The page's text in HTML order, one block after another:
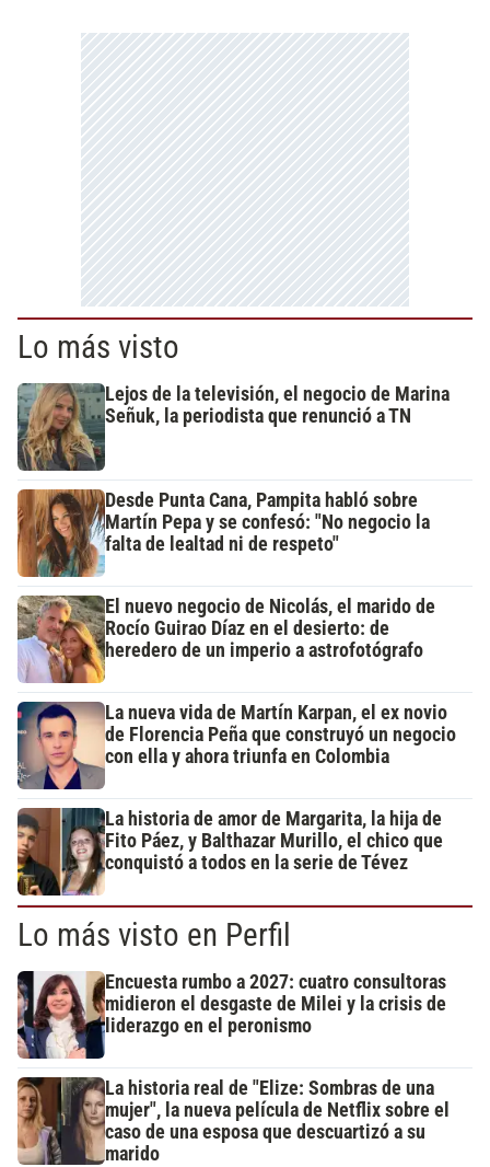
Lo más visto
Lejos de la televisión, el negocio de Marina
Señuk, la periodista que renunció a TN
Desde Punta Cana, Pampita habló sobre
Martín Pepa y se confesó: "No negocio la
falta de lealtad ni de respeto"
El nuevo negocio de Nicolás, el marido de
Rocío Guirao Díaz en el desierto: de
heredero de un imperio a astrofotógrafo
La nueva vida de Martín Karpan, el ex novio
de Florencia Peña que construyó un negocio
con ella y ahora triunfa en Colombia
La historia de amor de Margarita, la hija de
Fito Páez, y Balthazar Murillo, el chico que
conquistó a todos en la serie de Tévez
Lo más visto en Perfil
Encuesta rumbo a 2027: cuatro consultoras
midieron el desgaste de Milei y la crisis de
liderazgo en el peronismo
La historia real de "Elize: Sombras de una
mujer", la nueva película de Netflix sobre el
caso de una esposa que descuartizó a su
marido